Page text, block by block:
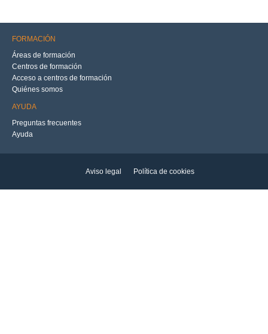
FORMACIÓN
Áreas de formación
Centros de formación
Acceso a centros de formación
Quiénes somos
AYUDA
Preguntas frecuentes
Ayuda
Aviso legal Política de cookies